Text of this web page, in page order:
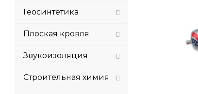
Геосинтетика
Плоская кровля
Звукоизоляция
Строительная химия